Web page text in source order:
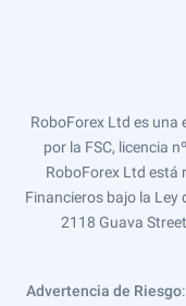
RoboForex Ltd es una
por la FSC, licencia
RoboForex Ltd está
Financieros bajo la Ley
2118 Guava
Advertencia de Riesgo